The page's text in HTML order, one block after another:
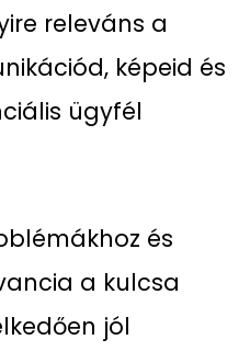
releváns a
képeid és
ügyfél
és
a kulcsa
jól